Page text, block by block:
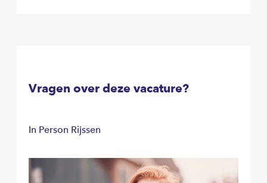
Vragen over deze vacature?
In Person Rijssen